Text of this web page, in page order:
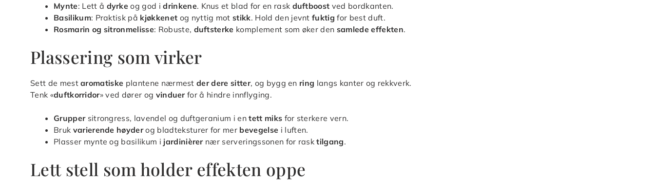
Mynte: Lett å dyrke og god idrinkene. Knus et blad for en rask duftboost ved bordkanten.
Basilikum: Praktisk på kjøkkenet og nyttig motstikk. Hold den jevntfuktig for best duft.
Rosmarin og sitronmelisse: Robuste, duftsterke komplement som øker den samlede effekten.
Plassering som virker
Sett de mestaromatiske plantene nærmestder dere sitter, og bygg en ring langs kanter og rekkverk.
Tenk «duftkorridor» ved dører og vinduerfor å hindre innflyging.
Gruppersitrongress, lavendel og duftgeranium i entett miks for sterkere vern.
Bruk varierende høyderog bladteksturer for mer bevegelse i luften.
Plasser mynte og basilikum i jardinièrernær serveringssonen for rasktilgang.
Lett stell som holder effekten oppe